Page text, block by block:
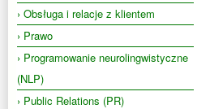
› Obsługa i relacje z klientem
› Prawo
› Programowanie neurolingwistyczne
(NLP)
› Public Relations (PR)